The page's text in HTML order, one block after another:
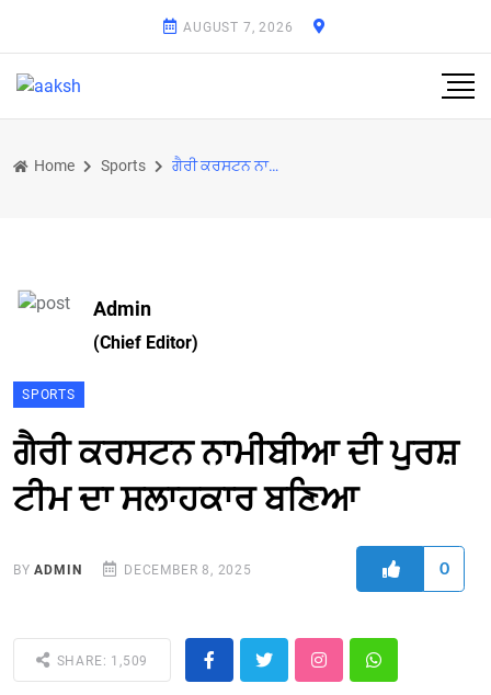
AUGUST 7, 2026
Home Sports ਗੈਰੀ ਕਰਸਟਨ ਨਾਮੀਬੀਆ ਦੀ ਪੁਰਸ਼ ਟੀਮ ਦਾ ਸਲਾਹਕਾਰ ਬਣਿਆ
Admin
(Chief Editor)
SPORTS
ਗੈਰੀ ਕਰਸਟਨ ਨਾਮੀਬੀਆ ਦੀ ਪੁਰਸ਼
ਟੀਮ ਦਾ ਸਲਾਹਕਾਰ ਬਣਿਆ
BYADMIN DECEMBER 8, 2025 0
SHARE: 1,509